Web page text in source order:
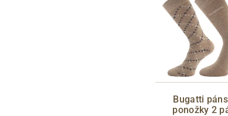
Bugatti
ponožky 2